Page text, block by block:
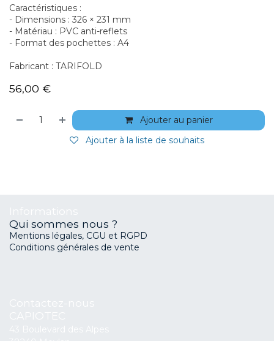
Caractéristiques :
- Dimensions : 326 × 231 mm
- Matériau : PVC anti-reflets
- Format des pochettes : A4
Fabricant : TARIFOLD
56,00 €
Ajouter au panier
Ajouter à la liste de souhaits
Qui sommes nous ?
Mentions légales, CGU et RGPD
Conditions générales de vente